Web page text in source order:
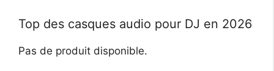
Top des casques audio pour DJ en 2026
Pas de produit disponible.